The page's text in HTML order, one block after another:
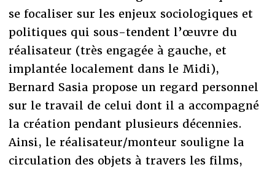
se focaliser sur les enjeux sociologiques et
politiques qui sous-tendent l’œuvre du
réalisateur (très engagée à gauche, et
implantée localement dans le Midi),
Bernard Sasia propose un regard personnel
sur le travail de celui dont il a accompagné
la création pendant plusieurs décennies.
Ainsi, le réalisateur/monteur souligne la
circulation des objets à travers les films,